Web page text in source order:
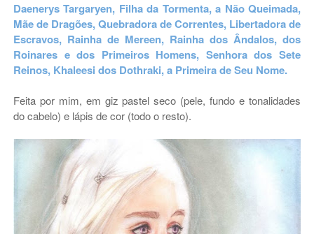
Daenerys Targaryen, Filha da Tormenta, a Não Queimada,
Mãe de Dragões, Quebradora de Correntes, Libertadora de
Escravos, Rainha de Mereen, Rainha dos Ândalos, dos
Roinares e dos Primeiros Homens, Senhora dos Sete
Reinos, Khaleesi dos Dothraki, a Primeira de Seu Nome.
Feita por mim, em giz pastel seco (pele, fundo e tonalidades
do cabelo) e lápis de cor (todo o resto).